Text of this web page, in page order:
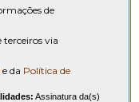
de
terceiros via
e da Política de
Assinatura da(s)